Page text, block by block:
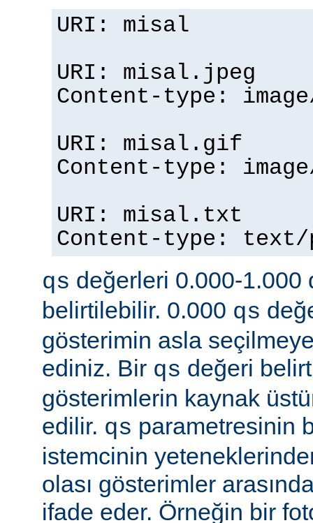
URI: misal
URI: misal.jpeg
Content-type:
URI: misal.gif
Content-type:
URI: misal.txt
Content-type:
qs değerleri 0.000-1.000
belirtilebilir. 0.000 qs
gösterimin asla
ediniz. Bir qs değeri
gösterimlerin kaynak
edilir. qs parametresinin
istemcinin
olası gösterimler
ifade eder. Örneğin bir